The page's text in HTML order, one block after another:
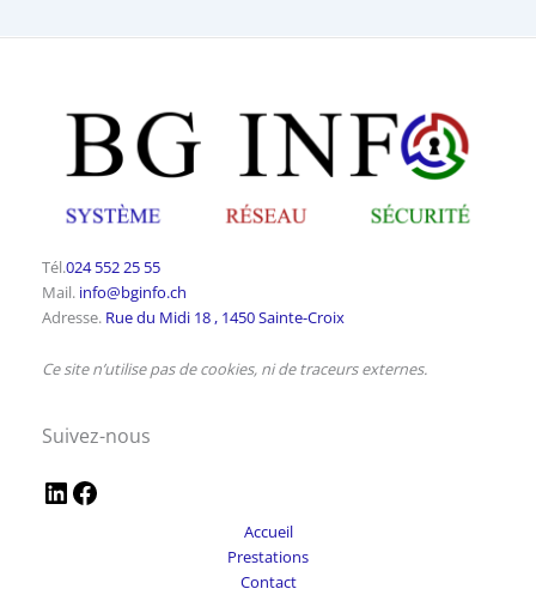
Tél.024 552 25 55
Mail. info@bginfo.ch
Adresse. Rue du Midi 18 , 1450 Sainte-Croix
Ce site n’utilise pas de cookies, ni de traceurs externes.
Suivez-nous
Accueil
Prestations
Contact